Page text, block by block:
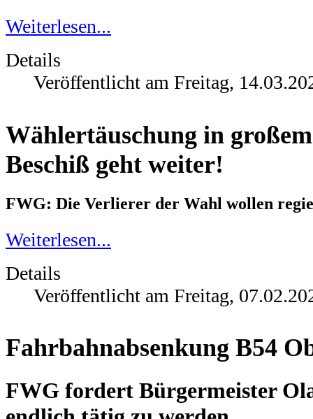
Weiterlesen...
Details
Veröffentlicht am Freitag,
Wählertäuschung in
Beschiß geht weiter!
FWG: Die Verlierer der Wahl wollen
Weiterlesen...
Details
Veröffentlicht am Freitag,
Fahrbahnabsenkung B54
FWG fordert Bürgermeister